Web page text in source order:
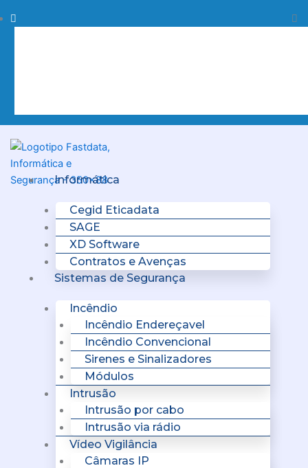
to
Procurar
Informática
Cegid Eticadata
SAGE
XD Software
Contratos e Avenças
Sistemas de Segurança
Incêndio
Incêndio Endereçavel
Incêndio Convencional
Sirenes e Sinalizadores
Módulos
Intrusão
Intrusão por cabo
Intrusão via rádio
Vídeo Vigilância
Câmaras IP
Menu